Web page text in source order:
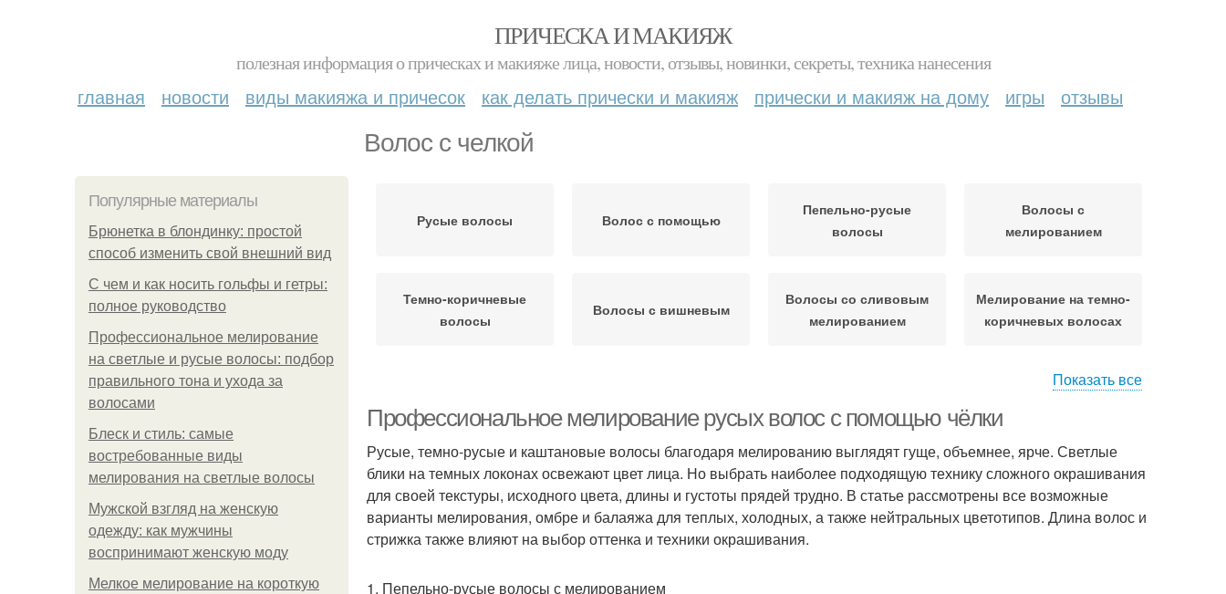
ПРИЧЕСКА И МАКИЯЖ
полезная информация о прическах и макияже лица, новости, отзывы, новинки, секреты, техника нанесения
главная новости виды макияжа и причесок как делать прически и макияж прически и макияж на дому игры отзывы
Волос с челкой
Популярные материалы
Брюнетка в блондинку: простой
способ изменить свой внешний вид
С чем и как носить гольфы и гетры:
полное руководство
Профессиональное мелирование
на светлые и русые волосы: подбор
правильного тона и ухода за
волосами
Блеск и стиль: самые
востребованные виды
мелирования на светлые волосы
Мужской взгляд на женскую
одежду: как мужчины
воспринимают женскую моду
Мелкое мелирование на короткую
Русые волосы Волос с помощью
Пепельно-русые
волосы
Волосы с
мелированием
Темно-коричневые
волосы
Волосы с вишневым
Волосы со сливовым
мелированием
Мелирование на темно-
коричневых волосах
темно-коричневых
волос
блондом
коричневых волосах
Работа с челкой Темные волосы
Шторка на темные
волосы
Волос на темные
волосы
волосы
Показать все
Профессиональное мелирование русых волос с помощью чёлки
Русые, темно-русые и каштановые волосы благодаря мелированию выглядят гуще, объемнее, ярче. Светлые
блики на темных локонах освежают цвет лица. Но выбрать наиболее подходящую технику сложного окрашивания
для своей текстуры, исходного цвета, длины и густоты прядей трудно. В статье рассмотрены все возможные
варианты мелирования, омбре и балаяжа для теплых, холодных, а также нейтральных цветотипов. Длина волос и
стрижка также влияют на выбор оттенка и техники окрашивания.
1. Пепельно-русые волосы с мелированием